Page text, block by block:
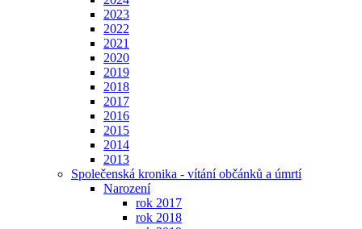
2023
2022
2021
2020
2019
2018
2017
2016
2015
2014
2013
Společenská kronika - vítání občánků a úmrtí
Narození
rok 2017
rok 2018